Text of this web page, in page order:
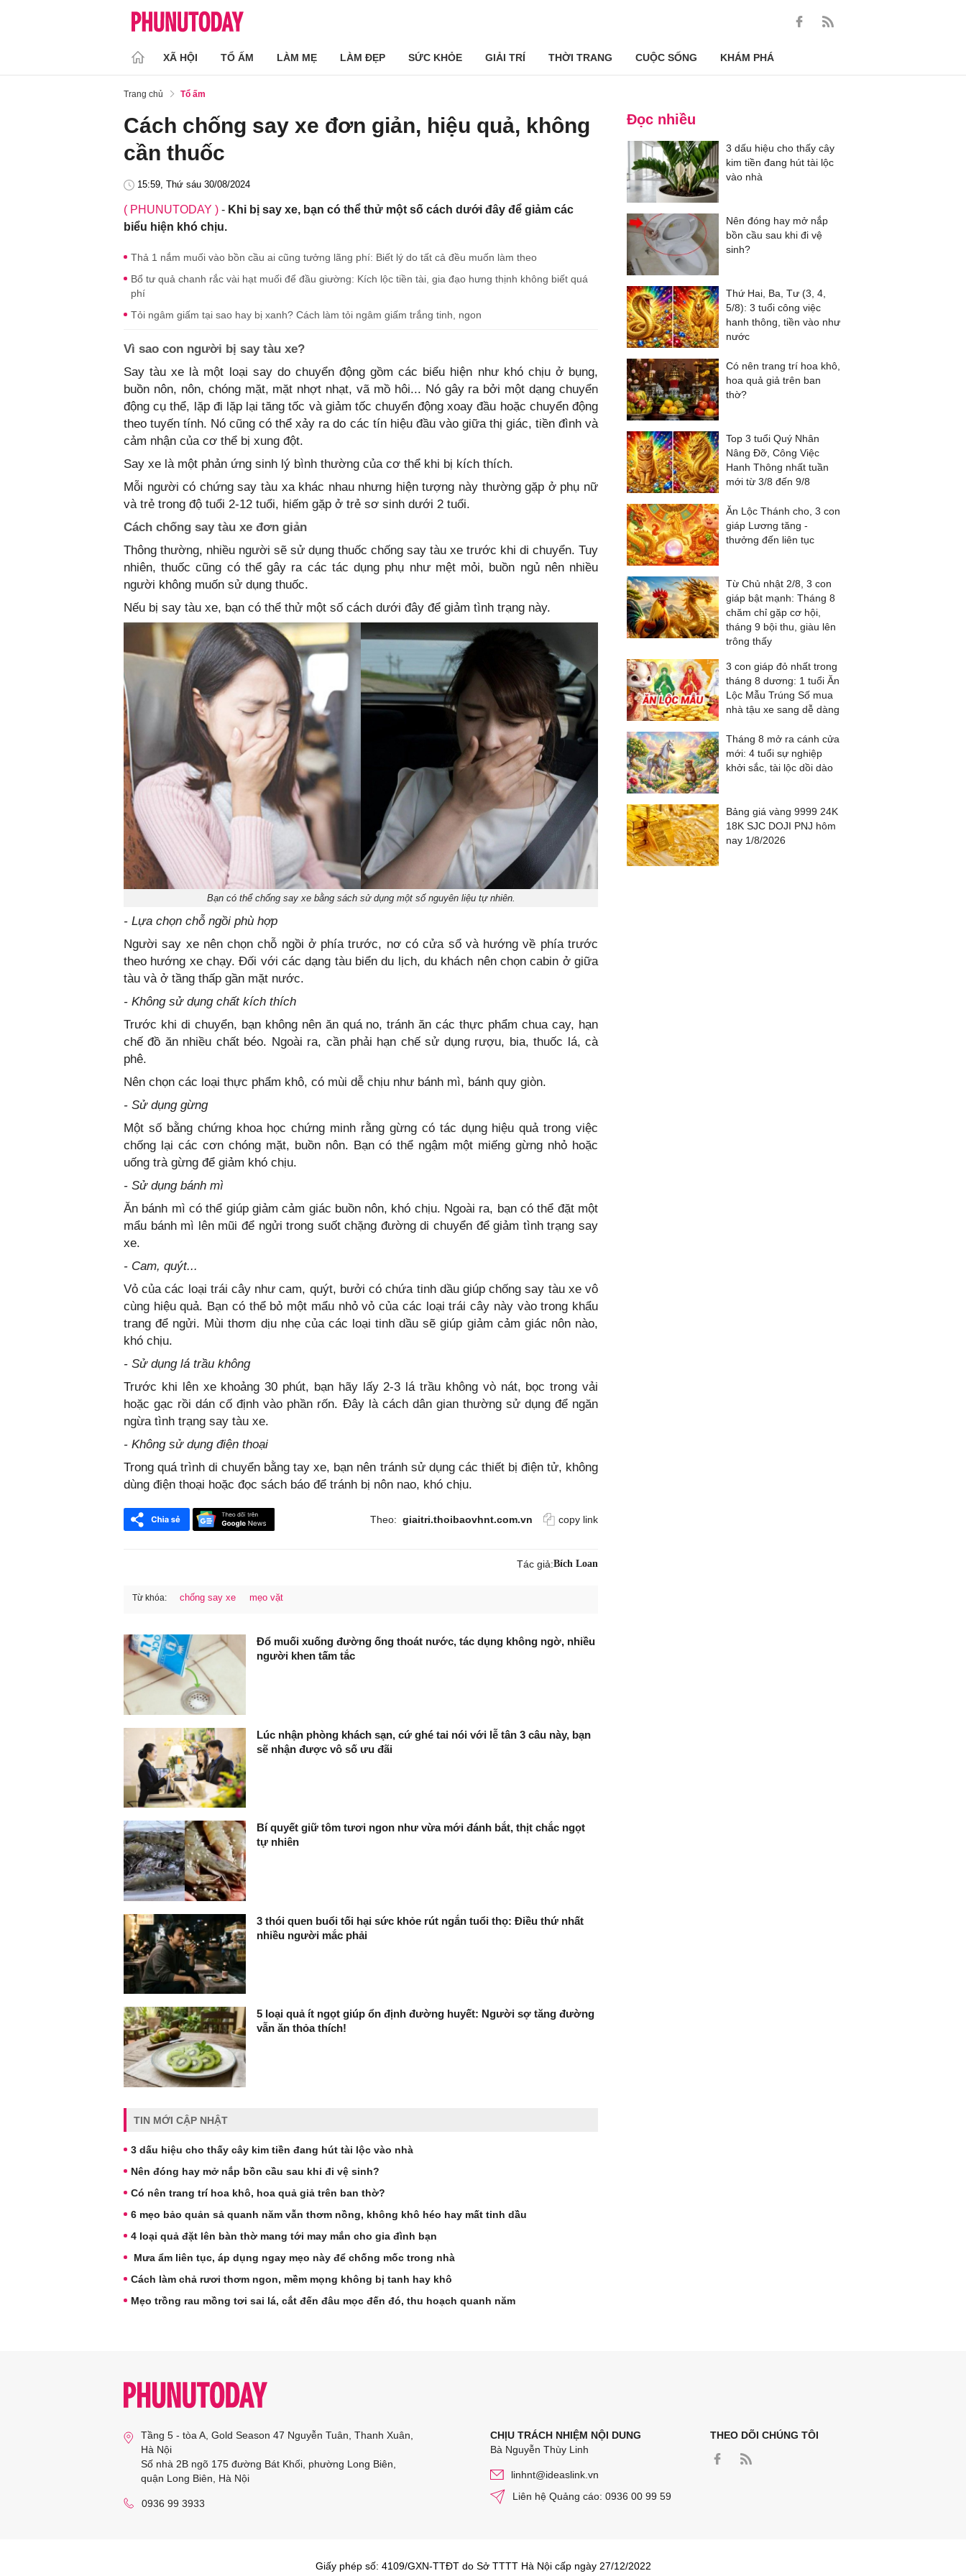
XÃ HỘI TỔ ẤM LÀM MẸ LÀM ĐẸP SỨC KHỎE GIẢI TRÍ THỜI TRANG CUỘC SỐNG KHÁM PHÁ
Trang chủ Tổ ấm
Cách chống say xe đơn giản, hiệu quả, không
cần thuốc
15:59, Thứ sáu 30/08/2024
( PHUNUTODAY ) - Khi bị say xe, bạn có thể thử một số cách dưới đây để giảm các
biểu hiện khó chịu.
Thả 1 nắm muối vào bồn cầu ai cũng tưởng lãng phí: Biết lý do tất cả đều muốn làm theo
Bổ tư quả chanh rắc vài hạt muối để đầu giường: Kích lộc tiền tài, gia đạo hưng thịnh không biết quá
phí
Tỏi ngâm giấm tại sao hay bị xanh? Cách làm tỏi ngâm giấm trắng tinh, ngon
Vì sao con người bị say tàu xe?
Say tàu xe là một loại say do chuyển động gồm các biểu hiện như khó chịu ở bụng,
buồn nôn, nôn, chóng mặt, mặt nhợt nhạt, vã mồ hôi... Nó gây ra bởi một dạng chuyển
động cụ thể, lặp đi lặp lại tăng tốc và giảm tốc chuyển động xoay đầu hoặc chuyển động
theo tuyến tính. Nó cũng có thể xảy ra do các tín hiệu đầu vào giữa thị giác, tiền đình và
cảm nhận của cơ thể bị xung đột.
Say xe là một phản ứng sinh lý bình thường của cơ thể khi bị kích thích.
Mỗi người có chứng say tàu xa khác nhau nhưng hiện tượng này thường gặp ở phụ nữ
và trẻ trong độ tuổi 2-12 tuổi, hiếm gặp ở trẻ sơ sinh dưới 2 tuổi.
Cách chống say tàu xe đơn giản
Thông thường, nhiều người sẽ sử dụng thuốc chống say tàu xe trước khi di chuyển. Tuy
nhiên, thuốc cũng có thể gây ra các tác dụng phụ như mệt mỏi, buồn ngủ nên nhiều
người không muốn sử dụng thuốc.
Nếu bị say tàu xe, bạn có thể thử một số cách dưới đây để giảm tình trạng này.
Bạn có thể chống say xe bằng sách sử dụng một số nguyên liệu tự nhiên.
- Lựa chọn chỗ ngồi phù hợp
Người say xe nên chọn chỗ ngồi ở phía trước, nơ có cửa sổ và hướng về phía trước
theo hướng xe chạy. Đối với các dạng tàu biển du lịch, du khách nên chọn cabin ở giữa
tàu và ở tầng thấp gần mặt nước.
- Không sử dụng chất kích thích
Trước khi di chuyển, bạn không nên ăn quá no, tránh ăn các thực phẩm chua cay, hạn
chế đồ ăn nhiều chất béo. Ngoài ra, cần phải hạn chế sử dụng rượu, bia, thuốc lá, cà
phê.
Nên chọn các loại thực phẩm khô, có mùi dễ chịu như bánh mì, bánh quy giòn.
- Sử dụng gừng
Một số bằng chứng khoa học chứng minh rằng gừng có tác dụng hiệu quả trong việc
chống lại các cơn chóng mặt, buồn nôn. Bạn có thể ngậm một miếng gừng nhỏ hoặc
uống trà gừng để giảm khó chịu.
- Sử dụng bánh mì
Ăn bánh mì có thể giúp giảm cảm giác buồn nôn, khó chịu. Ngoài ra, bạn có thể đặt một
mẩu bánh mì lên mũi để ngửi trong suốt chặng đường di chuyển để giảm tình trạng say
xe.
- Cam, quýt...
Vỏ của các loại trái cây như cam, quýt, bưởi có chứa tinh dầu giúp chống say tàu xe vô
cùng hiệu quả. Bạn có thể bỏ một mẩu nhỏ vỏ của các loại trái cây này vào trong khẩu
trang để ngửi. Mùi thơm dịu nhẹ của các loại tinh dầu sẽ giúp giảm cảm giác nôn nào,
khó chịu.
- Sử dụng lá trầu không
Trước khi lên xe khoảng 30 phút, bạn hãy lấy 2-3 lá trầu không vò nát, bọc trong vải
hoặc gạc rồi dán cố định vào phần rốn. Đây là cách dân gian thường sử dụng để ngăn
ngừa tình trạng say tàu xe.
- Không sử dụng điện thoại
Trong quá trình di chuyển bằng tay xe, bạn nên tránh sử dụng các thiết bị điện tử, không
dùng điện thoại hoặc đọc sách báo để tránh bị nôn nao, khó chịu.
Theo: giaitri.thoibaovhnt.com.vn copy link
Tác giả:Bích Loan
Từ khóa: chống say xe mẹo vặt
Đổ muối xuống đường ống thoát nước, tác dụng không ngờ, nhiều
người khen tấm tắc
Lúc nhận phòng khách sạn, cứ ghé tai nói với lễ tân 3 câu này, bạn
sẽ nhận được vô số ưu đãi
Bí quyết giữ tôm tươi ngon như vừa mới đánh bắt, thịt chắc ngọt
tự nhiên
3 thói quen buổi tối hại sức khỏe rút ngắn tuổi thọ: Điều thứ nhất
nhiều người mắc phải
5 loại quả ít ngọt giúp ổn định đường huyết: Người sợ tăng đường
vẫn ăn thỏa thích!
TIN MỚI CẬP NHẬT
3 dấu hiệu cho thấy cây kim tiền đang hút tài lộc vào nhà
Nên đóng hay mở nắp bồn cầu sau khi đi vệ sinh?
Có nên trang trí hoa khô, hoa quả giả trên ban thờ?
6 mẹo bảo quản sả quanh năm vẫn thơm nồng, không khô héo hay mất tinh dầu
4 loại quả đặt lên bàn thờ mang tới may mắn cho gia đình bạn
Mưa ẩm liên tục, áp dụng ngay mẹo này để chống mốc trong nhà
Cách làm chả rươi thơm ngon, mềm mọng không bị tanh hay khô
Mẹo trồng rau mồng tơi sai lá, cắt đến đâu mọc đến đó, thu hoạch quanh năm
Đọc nhiều
3 dấu hiệu cho thấy cây
kim tiền đang hút tài lộc
vào nhà
Nên đóng hay mở nắp
bồn cầu sau khi đi vệ
sinh?
Thứ Hai, Ba, Tư (3, 4,
5/8): 3 tuổi công việc
hanh thông, tiền vào như
nước
Có nên trang trí hoa khô,
hoa quả giả trên ban
thờ?
Top 3 tuổi Quý Nhân
Nâng Đỡ, Công Việc
Hanh Thông nhất tuần
mới từ 3/8 đến 9/8
Ăn Lộc Thánh cho, 3 con
giáp Lương tăng -
thưởng đến liên tục
Từ Chủ nhật 2/8, 3 con
giáp bật mạnh: Tháng 8
chăm chỉ gặp cơ hội,
tháng 9 bội thu, giàu lên
trông thấy
3 con giáp đỏ nhất trong
tháng 8 dương: 1 tuổi Ăn
Lộc Mẫu Trúng Số mua
nhà tậu xe sang dễ dàng
Tháng 8 mở ra cánh cửa
mới: 4 tuổi sự nghiệp
khởi sắc, tài lộc dồi dào
Bảng giá vàng 9999 24K
18K SJC DOJI PNJ hôm
nay 1/8/2026
Tầng 5 - tòa A, Gold Season 47 Nguyễn Tuân, Thanh Xuân,
Hà Nội
Số nhà 2B ngõ 175 đường Bát Khối, phường Long Biên,
quận Long Biên, Hà Nội
0936 99 3933
CHỊU TRÁCH NHIỆM NỘI DUNG
Bà Nguyễn Thùy Linh
linhnt@ideaslink.vn
Liên hệ Quảng cáo: 0936 00 99 59
THEO DÕI CHÚNG TÔI
Giấy phép số: 4109/GXN-TTĐT do Sở TTTT Hà Nội cấp ngày 27/12/2022